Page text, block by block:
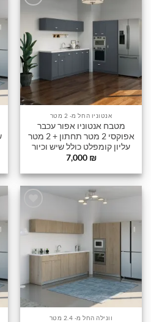
שלי
אנטוניו החל מ- 2 מטר
מטבח אנטוניו אפור עכבר
אפוקסי 2 מטר תחתון + 2 מטר
עליון קומפלט כולל שיש וכיור
7,000 ₪
שלי
וונילה החל מ- 2.4 מטר